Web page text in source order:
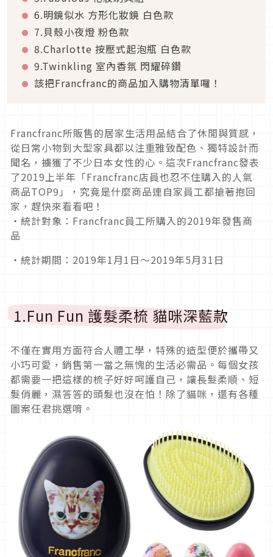
6.明鏡似水 方形化妝鏡 白色款
7.貝殼小夜燈 粉色款
8.Charlotte 按壓式起泡瓶 白色款
9.Twinkling 室內香氛 閃耀碎鑽
該把Francfranc的商品加入購物清單囉！
Francfranc所販售的居家生活用品結合了休閒與質感，
從日常小物到大型家具都以注重雅致配色、獨特設計而
聞名，擄獲了不少日本女性的心。這次Francfranc發表
了2019上半年「Francfranc店員也忍不住購入的人氣
商品TOP9」，究竟是什麼商品連自家員工都搶著抱回
家，趕快來看看吧！
・統計對象：Francfranc員工所購入的2019年發售商
品
・統計期間：2019年1月1日～2019年5月31日
1.Fun Fun 護髮柔梳 貓咪深藍款
不僅在實用方面符合人體工學，特殊的造型便於攜帶又
小巧可愛，銷售第一當之無愧的生活必需品。每個女孩
都需要一把這樣的梳子好好呵護自己，讓長髮柔順、短
髮俏麗，濕答答的頭髮也沒在怕！除了貓咪，還有各種
圖案任君挑選唷。